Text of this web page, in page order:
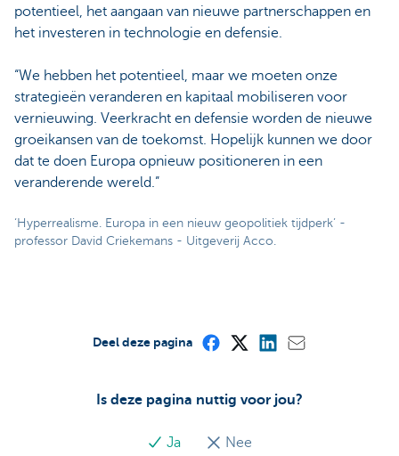
potentieel, het aangaan van nieuwe partnerschappen en
het investeren in technologie en defensie.
“We hebben het potentieel, maar we moeten onze
strategieën veranderen en kapitaal mobiliseren voor
vernieuwing. Veerkracht en defensie worden de nieuwe
groeikansen van de toekomst. Hopelijk kunnen we door
dat te doen Europa opnieuw positioneren in een
veranderende wereld.”
‘Hyperrealisme. Europa in een nieuw geopolitiek tijdperk’ -
professor David Criekemans - Uitgeverij Acco.
Is deze pagina nuttig voor jou?
Ja Nee
Deel deze pagina